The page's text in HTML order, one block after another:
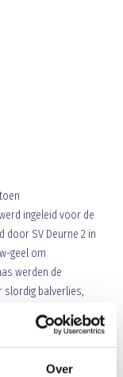
Over
ingeleid voor de
door SV Deurne 2 in
geel om
werden de
slordig balverlies,
werd weer perfect
werd er weer
trap werd